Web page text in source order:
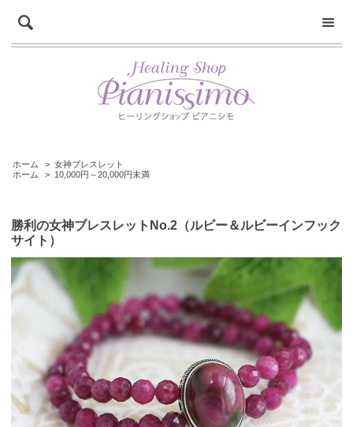
ホーム > 女神ブレスレット
ホーム
> 10,000円～20,000円未満
勝利の女神ブレスレットNo.2（ルビー＆ルビーインフック
サイト）